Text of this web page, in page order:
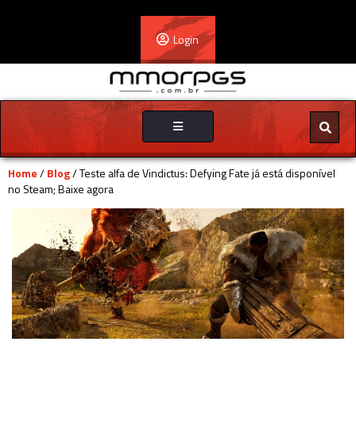
Login
Toggle
navigation
Home/Blog/ Teste alfa de Vindictus: Defying Fate já está disponível
no Steam; Baixe agora